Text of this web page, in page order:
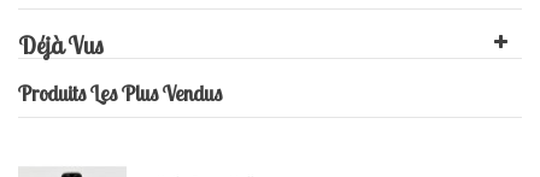
Déjà Vus
Produits Les Plus Vendus